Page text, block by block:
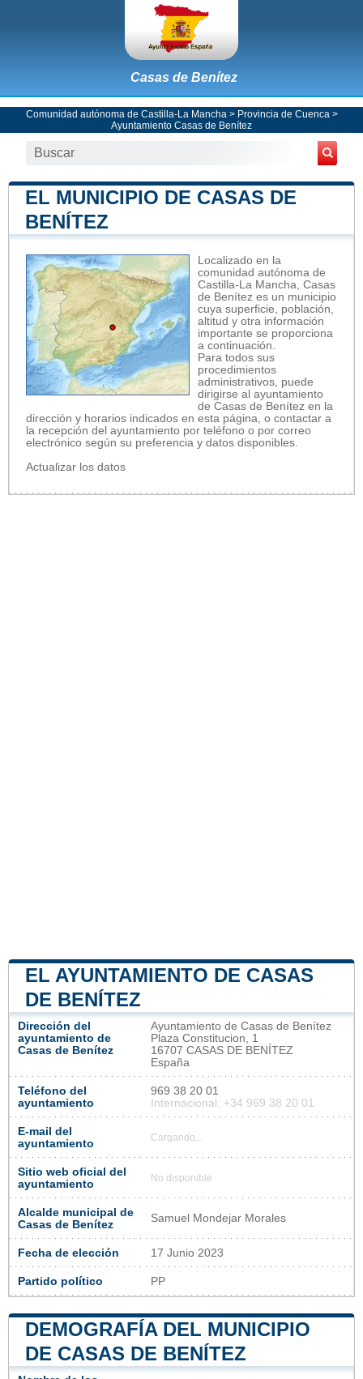
Casas de Benítez
Comunidad autónoma de Castilla-La Mancha > Provincia de Cuenca >
Ayuntamiento Casas de Benítez
EL MUNICIPIO DE CASAS DE
BENÍTEZ
Localizado en la
comunidad autónoma de
Castilla-La Mancha, Casas
de Benítez es un municipio
cuya superficie, población,
altitud y otra información
importante se proporciona
a continuación.
Para todos sus
procedimientos
administrativos, puede
dirigirse al ayuntamiento
de Casas de Benítez en la
dirección y horarios indicados en esta página, o contactar a
la recepción del ayuntamiento por teléfono o por correo
electrónico según su preferencia y datos disponibles.
Actualizar los datos
EL AYUNTAMIENTO DE CASAS
DE BENÍTEZ
Dirección del
ayuntamiento de
Casas de Benítez
Ayuntamiento de Casas de Benítez
Plaza Constitucion, 1
16707 CASAS DE BENÍTEZ
España
Teléfono del
ayuntamiento
969 38 20 01
Internacional: +34 969 38 20 01
E-mail del
ayuntamiento
Cargando...
Sitio web oficial del
ayuntamiento
No disponible
Alcalde municipal de
Casas de Benítez
Samuel Mondejar Morales
Fecha de elección 17 Junio 2023
Partido político PP
DEMOGRAFÍA DEL MUNICIPIO
DE CASAS DE BENÍTEZ